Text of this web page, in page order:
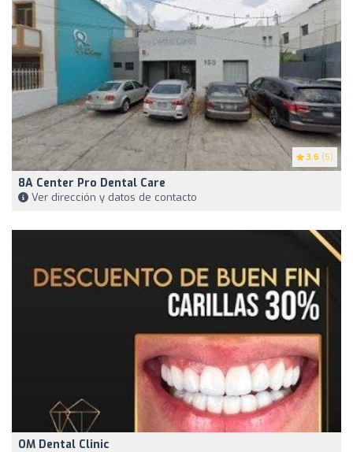
3.6 (5)
8A Center Pro Dental Care
Ver dirección y datos de contacto
OM Dental Clinic